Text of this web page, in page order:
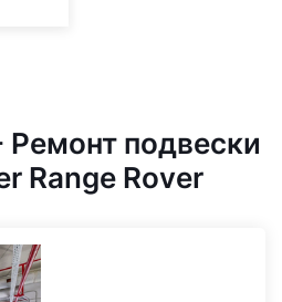
Ремонт подвески
Range Rover